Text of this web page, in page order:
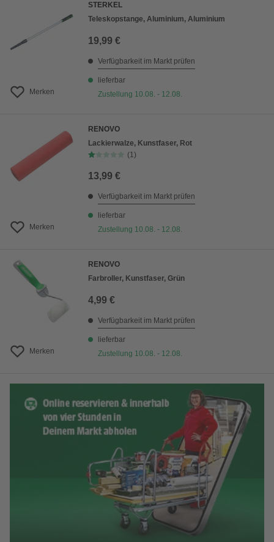
Merken
STERKEL
Teleskopstange, Aluminium, Aluminium
19,99 €
Verfügbarkeit im Markt prüfen
lieferbar
Zustellung 10.08. - 12.08.
Merken
RENOVO
Lackierwalze, Kunstfaser, Rot
(1)
13,99 €
Verfügbarkeit im Markt prüfen
lieferbar
Zustellung 10.08. - 12.08.
Merken
RENOVO
Farbroller, Kunstfaser, Grün
4,99 €
Verfügbarkeit im Markt prüfen
lieferbar
Zustellung 10.08. - 12.08.